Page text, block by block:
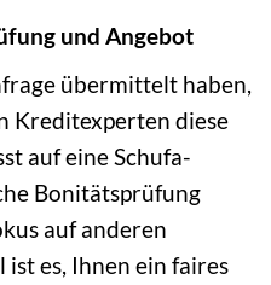
und Angebot
übermittelt haben,
Kreditexperten diese
auf eine Schufa-
Bonitätsprüfung
auf anderen
es, Ihnen ein faires